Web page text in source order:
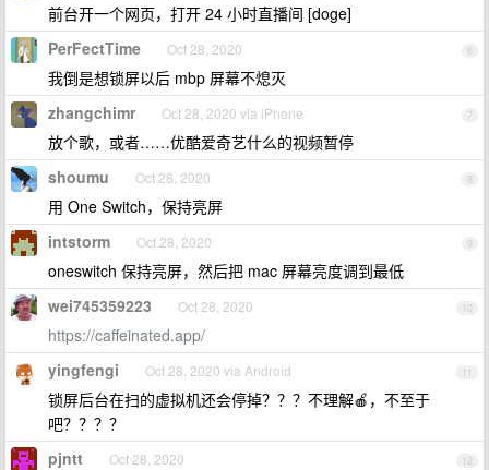
前台开一个网页，打开 24 小时直播间 [doge]
6
PerFectTime Oct 28, 2020
我倒是想锁屏以后 mbp 屏幕不熄灭
7
zhangchimr Oct 28, 2020 via iPhone
放个歌，或者……优酷爱奇艺什么的视频暂停
8
shoumu Oct 28, 2020
用 One Switch，保持亮屏
9
intstorm Oct 28, 2020
oneswitch 保持亮屏，然后把 mac 屏幕亮度调到最低
10
wei745359223 Oct 28, 2020
https://caffeinated.app/
11
yingfengi Oct 28, 2020 via Android
锁屏后台在扫的虚拟机还会停掉？？？不理解🍎，不至于
吧？？？？
12
pjntt Oct 28, 2020